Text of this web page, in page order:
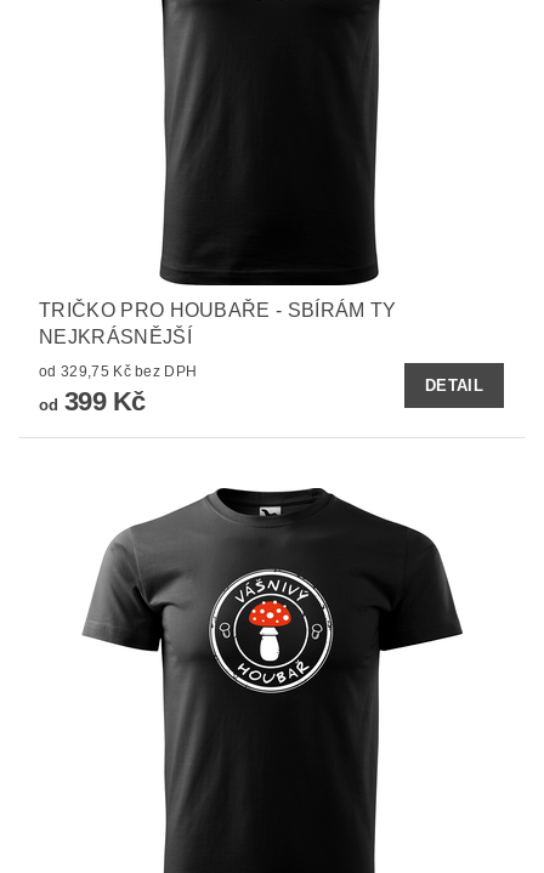
TRIČKO PRO HOUBAŘE - SBÍRÁM TY
NEJKRÁSNĚJŠÍ
od 329,75 Kč bez DPH
od 399 Kč
DETAIL